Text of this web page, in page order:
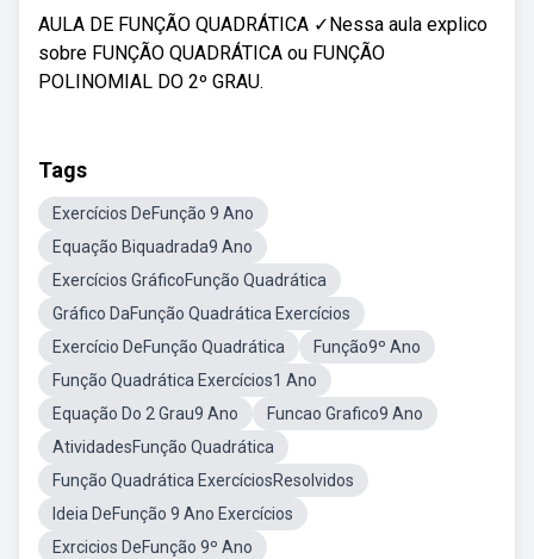
AULA DE FUNÇÃO QUADRÁTICA ✓Nessa aula explico
sobre FUNÇÃO QUADRÁTICA ou FUNÇÃO
POLINOMIAL DO 2º GRAU.
Tags
Exercícios DeFunção 9 Ano
Equação Biquadrada9 Ano
Exercícios GráficoFunção Quadrática
Gráfico DaFunção Quadrática Exercícios
Exercício DeFunção Quadrática
Função9º Ano
Função Quadrática Exercícios1 Ano
Equação Do 2 Grau9 Ano
Funcao Grafico9 Ano
AtividadesFunção Quadrática
Função Quadrática ExercíciosResolvidos
Ideia DeFunção 9 Ano Exercícios
Exrcicios DeFunção 9º Ano